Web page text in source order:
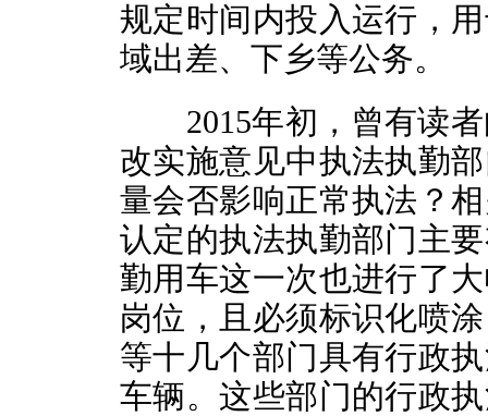
规定时间内投入运行，
域出差、下乡等公务。
2015年初，曾有读者
改实施意见中执法执勤
量会否影响正常执法？
认定的执法执勤部门主
勤用车这一次也进行了
岗位，且必须标识化喷
等十几个部门具有行政
车辆。这些部门的行政